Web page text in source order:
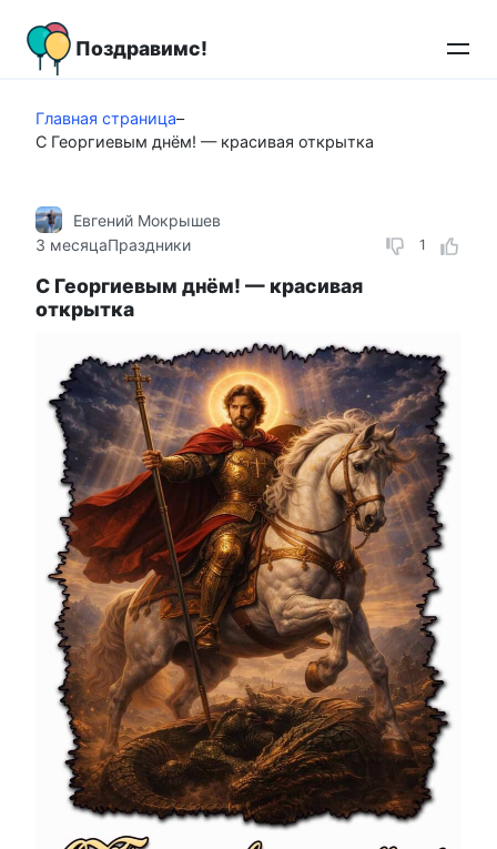
контенту
Поздравимс!
Главная страница–
С Георгиевым днём! — красивая открытка
1
Евгений Мокрышев
3 месяцаПраздники
С Георгиевым днём! — красивая
открытка